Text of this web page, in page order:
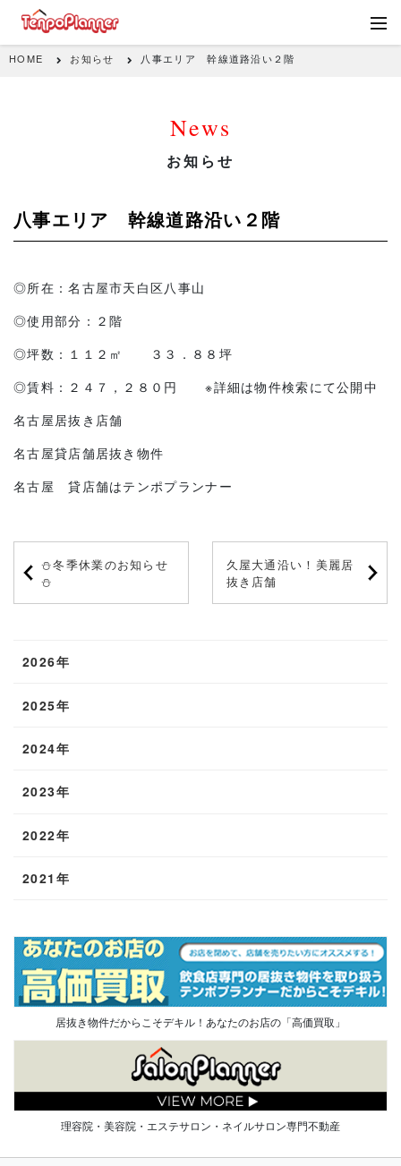
HOME お知らせ 八事エリア 幹線道路沿い２階
News
お知らせ
八事エリア 幹線道路沿い２階
◎所在：名古屋市天白区八事山
◎使用部分：２階
◎坪数：１１２㎡ ３３．８８坪
◎賃料：２４７，２８０円 ※詳細は物件検索にて公開中
名古屋居抜き店舗
名古屋貸店舗居抜き物件
名古屋 貸店舗はテンポプランナー
⛄冬季休業のお知らせ
⛄
久屋大通沿い！美麗居
抜き店舗
2026年
2025年
2024年
2023年
2022年
2021年
居抜き物件だからこそデキル！あなたのお店の「高価買取」
理容院・美容院・エステサロン・ネイルサロン専門不動産